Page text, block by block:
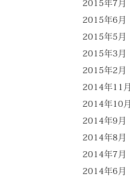
2015年7月
2015年6月
2015年5月
2015年3月
2015年2月
2014年11月
2014年10月
2014年9月
2014年8月
2014年7月
2014年6月